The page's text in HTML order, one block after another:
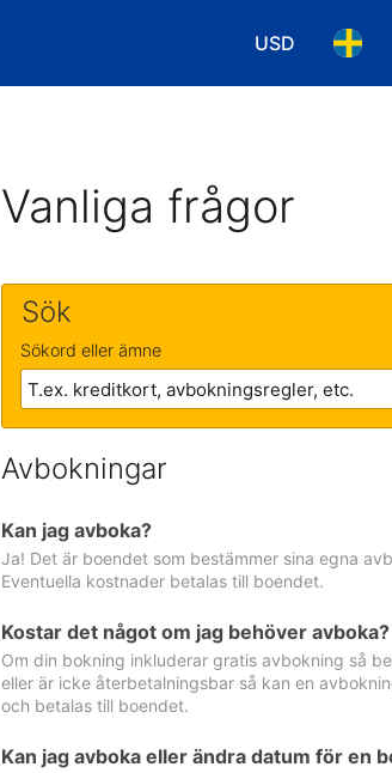
USD
Välj valuta.Välj
Vanliga frågor
Sök
Sökord eller ämne
Avbokningar
Kan jag avboka?
Ja! Det är boendet som bestämmer sina egna
Eventuella kostnader betalas till boendet.
Kostar det något om jag behöver avboka?
Om din bokning inkluderar gratis avbokning så
eller är icke återbetalningsbar så kan en
och betalas till boendet.
Kan jag avboka eller ändra datum för en